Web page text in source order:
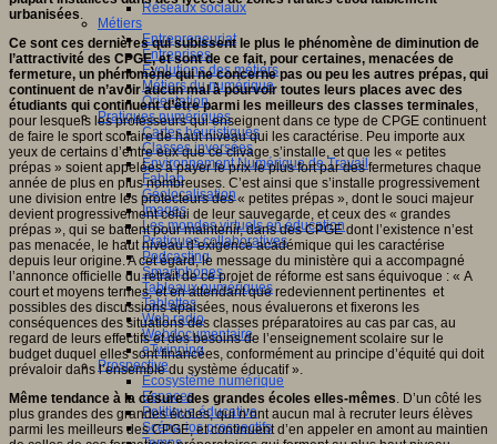
Réseaux sociaux
Métiers
Entrepreneuriat
Entreprises
Evolutions des métiers
Métiers du numérique
Orientation
Pratiques numériques
Cartes heuristiques
Classes inversées
Environnement Numérique de Travail
Fablab
Géolocalisation
Images
Les mondes virtuels en éducation
Pratiques collaboratives
Podcasting
Smartphones
Tableaux numériques
Tablettes
Web radio
Webdocumentaire
eTwinning
Prospective
Ecosystème numérique
Espaces
Politique éducative
Scénarios prospectifs
urbanisées.
Ce sont ces dernières qui subissent le plus le phénomène de diminution de
l’attractivité des CPGE, et sont de ce fait, pour certaines, menacées de
fermeture, un phénomène qui ne concerne pas ou peu les autres prépas, qui
continuent de n’avoir aucun mal à pourvoir toutes leurs places avec des
étudiants qui continuent d’être parmi les meilleurs des classes terminales,
pour lesquels les professeurs qui enseignent dans ce type de CPGE continuent
de faire le sport scolaire de haut niveau qui les caractérise. Peu importe aux
yeux de certains d’entre eux que ce clivage s’installe, et que les « petites
prépas » soient appelées à payer le prix le plus fort par des fermetures chaque
année de plus en plus nombreuses. C’est ainsi que s’installe progressivement
une division entre les protecteurs des « petites prépas », dont le souci majeur
devient progressivement celui de leur sauvegarde, et ceux des « grandes
prépas », qui se battent pour maintenir, dans des CPGE dont l’existence n’est
pas menacée, le haut niveau d’exigence académique qui les caractérise
depuis leur origine. A cet égard, le message du ministère qui a accompagné
l’annonce officielle du retrait de ce projet de réforme est sans équivoque : « A
court et moyens termes, et en attendant que redeviennent pertinentes et
possibles des discussions apaisées, nous évaluerons et fixerons les
conséquences des situations des classes préparatoires au cas par cas, au
regard de leurs effectifs et des besoins de l’enseignement scolaire sur le
budget duquel elles sont financées, conformément au principe d’équité qui doit
prévaloir dans l’ensemble du système éducatif ».
Même tendance à la césure des grandes écoles elles-mêmes. D’un côté les
plus grandes des grandes écoles, qui n’ont aucun mal à recruter leurs élèves
parmi les meilleurs des CPGE, et continuent d’en appeler en amont au maintien